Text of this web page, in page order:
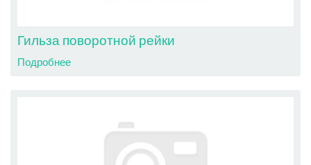
Гильза поворотной рейки
Подробнее